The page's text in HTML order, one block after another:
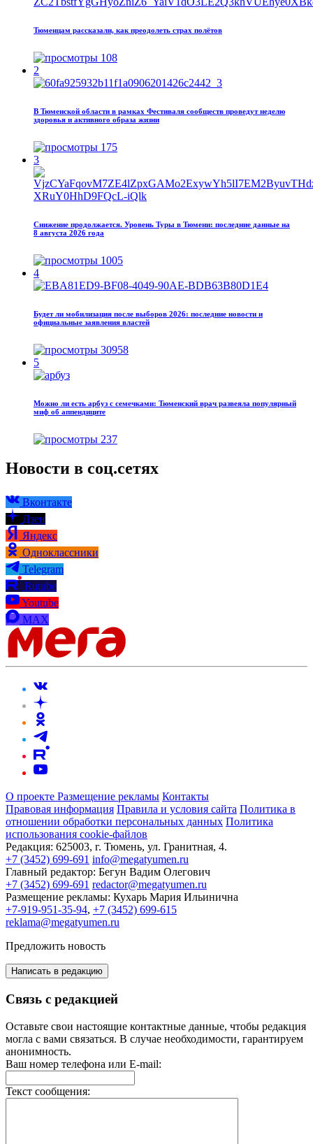
Тюменцам рассказали, как преодолеть страх полётов
108
2
В Тюменской области в рамках Фестиваля сообществ проведут неделю
здоровья и активного образа жизни
175
3
Снижение продолжается. Уровень Туры в Тюмени: последние данные на
8 августа 2026 года
1005
4
Будет ли мобилизация после выборов 2026: последние новости и
официальные заявления властей
30958
5
Можно ли есть арбуз с семечками: Тюменский врач развеяла популярный
миф об аппендиците
237
Новости в соц.сетях
Вконтакте
Дзен
Яндекс
Одноклассники
Telegram
Rutube
Youtube
MAX
О проекте Размещение рекламы Контакты
Правовая информация Правила и условия сайта Политика в
отношении обработки персональных данных Политика
использования cookie-файлов
Редакция: 625003, г. Тюмень, ул. Гранитная, 4.
+7 (3452) 699-691 info@megatyumen.ru
Главный редактор: Бегун Вадим Олегович
+7 (3452) 699-691 redactor@megatyumen.ru
Размещение рекламы: Кухарь Мария Ильинична
+7-919-951-35-94, +7 (3452) 699-615
reklama@megatyumen.ru
Предложить новость
Написать в редакцию
Связь с редакцией
Оставьте свои настоящие контактные данные, чтобы редакция
могла с вами связаться. В случае необходимости, гарантируем
анонимность.
Ваш номер телефона или E-mail:
Текст сообщения: